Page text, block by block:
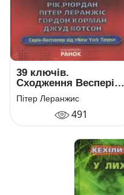
39 ключів.
Сходження Весперів.
Книга 11
Пітер Леранжис
491